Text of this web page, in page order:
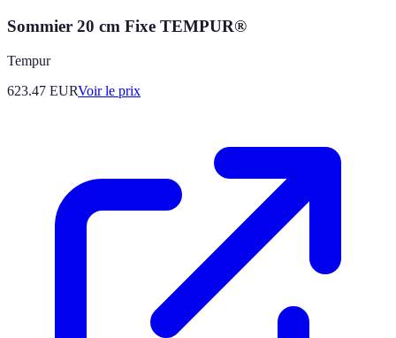
Sommier 20 cm Fixe TEMPUR®
Tempur
623.47 EURVoir le prix